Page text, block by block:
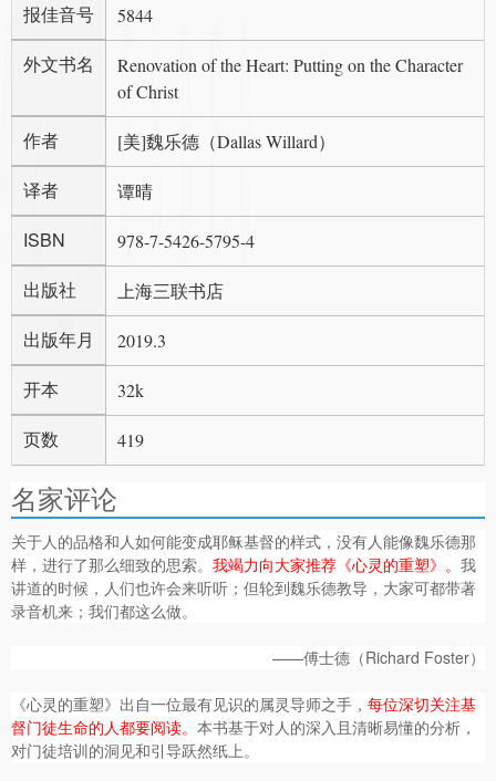
报佳音号 5844
外文书名
Renovation of the Heart: Putting on the Character
of Christ
作者 [美]魏乐德（Dallas Willard）
译者 谭晴
ISBN 978-7-5426-5795-4
出版社 上海三联书店
出版年月 2019.3
开本 32k
页数 419
名家评论
关于人的品格和人如何能变成耶稣基督的样式，没有人能像魏乐德那
样，进行了那么细致的思索。 我竭力向大家推荐《心灵的重塑》。 我
讲道的时候，人们也许会来听听；但轮到魏乐德教导，大家可都带著
录音机来；我们都这么做。
——傅士德（Richard Foster）
《心灵的重塑》出自一位最有见识的属灵导师之手， 每位深切关注基
督门徒生命的人都要阅读。 本书基于对人的深入且清晰易懂的分析，
对门徒培训的洞见和引导跃然纸上。